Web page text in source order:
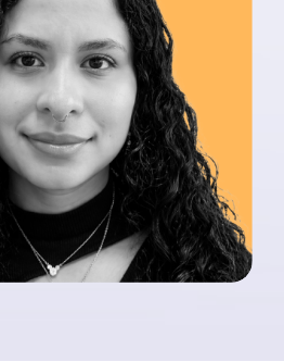
Sofia Lopez
Graphiste